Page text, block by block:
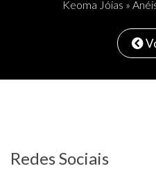
Keoma Jóias »
Redes Sociais